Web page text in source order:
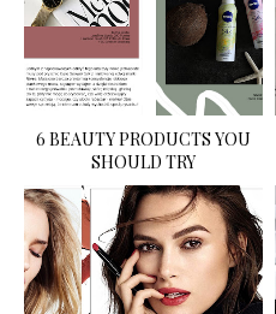
6 BEAUTY PRODUCTS YOU
SHOULD TRY